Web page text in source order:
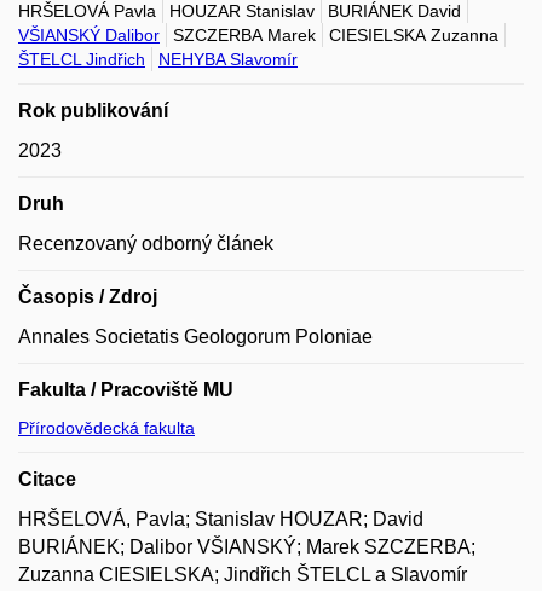
HRŠELOVÁ Pavla HOUZAR Stanislav
BURIÁNEK David
VŠIANSKÝ Dalibor
SZCZERBA Marek
CIESIELSKA Zuzanna
ŠTELCL Jindřich
NEHYBA Slavomír
Rok publikování
2023
Druh
Recenzovaný odborný článek
Časopis / Zdroj
Annales Societatis Geologorum Poloniae
Fakulta / Pracoviště MU
Přírodovědecká fakulta
Citace
HRŠELOVÁ, Pavla; Stanislav HOUZAR; David
BURIÁNEK; Dalibor VŠIANSKÝ; Marek SZCZERBA;
Zuzanna CIESIELSKA; Jindřich ŠTELCL a Slavomír